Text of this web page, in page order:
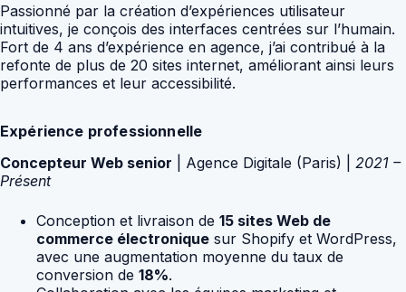
Passionné par la création d’expériences utilisateur
intuitives, je conçois des interfaces centrées sur l’humain.
Fort de 4 ans d’expérience en agence, j’ai contribué à la
refonte de plus de 20 sites internet, améliorant ainsi leurs
performances et leur accessibilité.
Expérience professionnelle
Concepteur Web senior | Agence Digitale (Paris) | 2021 –
Présent
Conception et livraison de 15 sites Web de
commerce électronique sur Shopify et WordPress,
avec une augmentation moyenne du taux de
conversion de 18%.